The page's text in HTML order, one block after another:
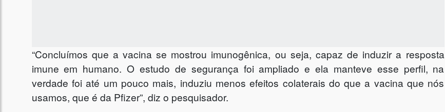
“Concluímos que a vacina se mostrou imunogênica, ou seja, capaz de induzir a resposta
imune em humano. O estudo de segurança foi ampliado e ela manteve esse perfil, na
verdade foi até um pouco mais, induziu menos efeitos colaterais do que a vacina que nós
usamos, que é da Pfizer”, diz o pesquisador.